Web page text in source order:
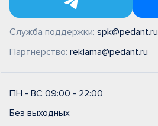
Служба поддержки: spk@pedant.ru
Партнерство: reklama@pedant.ru
ПН - ВС 09:00 - 22:00
Без выходных